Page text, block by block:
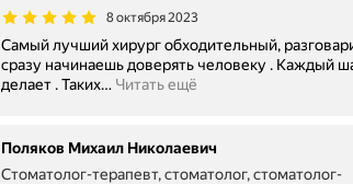
8 октября 2023
Самый лучший хирург обходительный,
сразу начинаешь доверять человеку . Каждый
делает . Таких… Читать ещё
Поляков Михаил Николаевич
Стоматолог-терапевт, стоматолог, стоматолог-